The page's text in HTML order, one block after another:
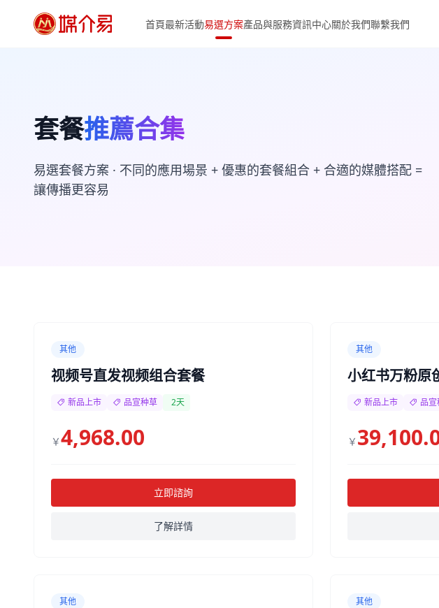
首頁最新活動易選方案產品與服務資訊中心關於我們聯繫我們
套餐推薦合集
易選套餐方案 · 不同的應用場景 + 優惠的套餐組合 + 合適的媒體搭配 =
讓傳播更容易
其他
视频号直发视频组合套餐
新品上市 品宣种草 2天
￥4,968.00
立即諮詢
了解詳情
其他
小红书万粉原
新品上市 品
￥
其他 其他